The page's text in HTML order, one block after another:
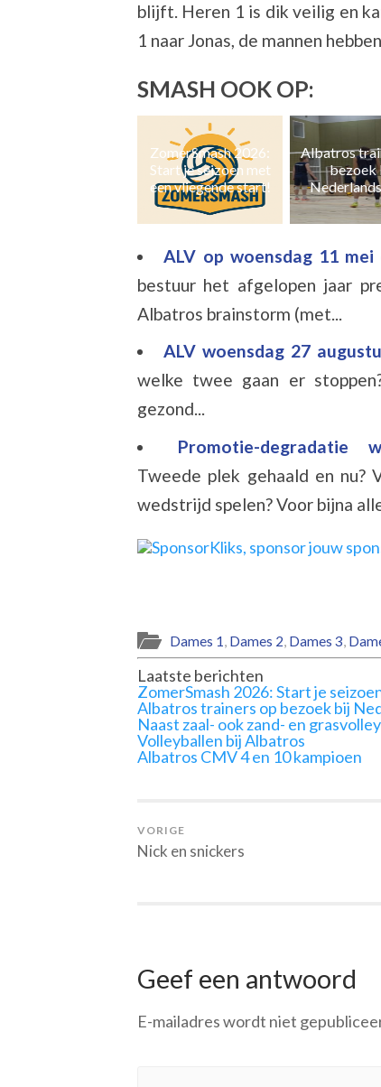
blijft. Heren 1 is dik veilig en
1 naar Jonas, de mannen
SMASH OOK OP:
Albatros trainers op
bezoek bij
Nederlands team
Naast zaal-
en
ALV op woensdag 11
bestuur het afgelopen jaar
Albatros brainstorm (met...
ALV woensdag 27
welke twee gaan er
gezond...
Promotie-degradatie
Tweede plek gehaald en
wedstrijd spelen? Voor bijna
Dames 1, Dames 2, Dames 3,
Laatste berichten
ZomerSmash 2026: Start je
Albatros trainers op bezoek bij
Naast zaal- ook zand- en
Volleyballen bij Albatros
Albatros CMV 4 en 10 kampioen
VORIGE
Nick en snickers
Geef een antwoord
E-mailadres wordt niet